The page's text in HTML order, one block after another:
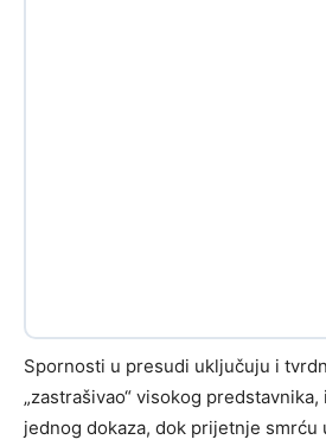
Spornosti u presudi uključuju i
„zastrašivao“ visokog
jednog dokaza, dok prijetnje smrću